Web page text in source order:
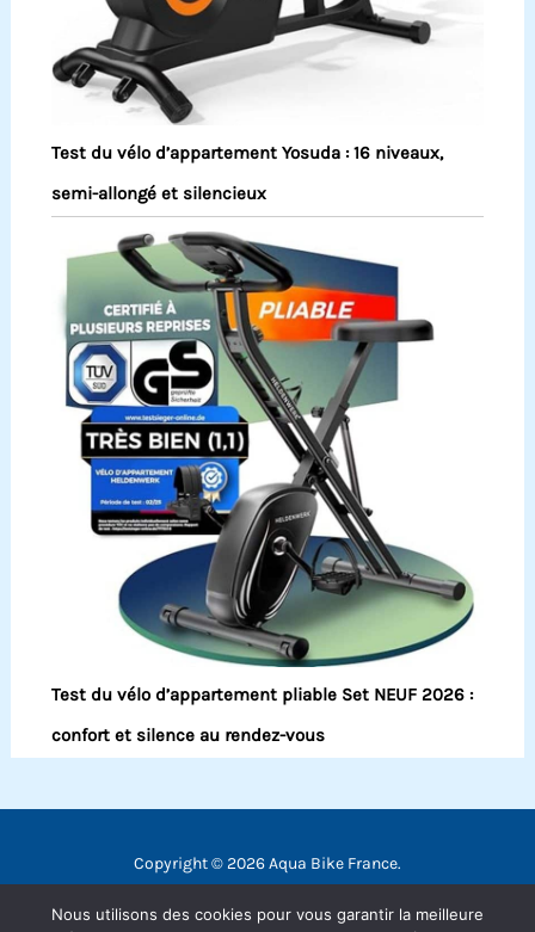
Test du vélo d’appartement Yosuda : 16 niveaux,
semi-allongé et silencieux
Test du vélo d’appartement pliable Set NEUF 2026 :
confort et silence au rendez-vous
Copyright © 2026 Aqua Bike France.
Contact
Nous utilisons des cookies pour vous garantir la meilleure